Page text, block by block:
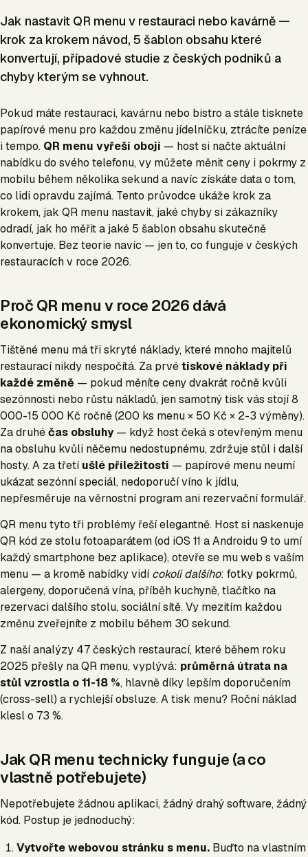
Jak nastavit QR menu v restauraci nebo kavárně —
krok za krokem návod, 5 šablon obsahu které
konvertují, případové studie z českých podniků a
chyby kterým se vyhnout.
Pokud máte restauraci, kavárnu nebo bistro a stále tisknete
papírové menu pro každou změnu jídelníčku, ztrácíte peníze
i tempo. QR menu vyřeší obojí — host si načte aktuální
nabídku do svého telefonu, vy můžete měnit ceny i pokrmy z
mobilu během několika sekund a navíc získáte data o tom,
co lidi opravdu zajímá. Tento průvodce ukáže krok za
krokem, jak QR menu nastavit, jaké chyby si zákazníky
odradí, jak ho měřit a jaké 5 šablon obsahu skutečně
konvertuje. Bez teorie navíc — jen to, co funguje v českých
restauracích v roce 2026.
Proč QR menu v roce 2026 dává
ekonomický smysl
Tištěné menu má tři skryté náklady, které mnoho majitelů
restaurací nikdy nespočítá. Za prvétiskové náklady při
každé změně — pokud měníte ceny dvakrát ročně kvůli
sezónnosti nebo růstu nákladů, jen samotný tisk vás stojí 8
000-15 000 Kč ročně (200 ks menu × 50 Kč × 2-3 výměny).
Za druhéčas obsluhy— když host čeká s otevřeným menu
na obsluhu kvůli něčemu nedostupnému, zdržuje stůl i další
hosty. A za třetíušlé příležitosti — papírové menu neumí
ukázat sezónní speciál, nedoporučí víno k jídlu,
nepřesměruje na věrnostní program ani rezervační formulář.
QR menu tyto tři problémy řeší elegantně. Host si naskenuje
QR kód ze stolu fotoaparátem (od iOS 11 a Androidu 9 to umí
každý smartphone bez aplikace), otevře se mu web s vaším
menu — a kromě nabídky vidícokoli dalšího: fotky pokrmů,
alergeny, doporučená vína, příběh kuchyně, tlačítko na
rezervaci dalšího stolu, sociální sítě. Vy mezitím každou
změnu zveřejníte z mobilu během 30 sekund.
Z naší analýzy 47 českých restaurací, které během roku
2025 přešly na QR menu, vyplývá: průměrná útrata na
stůl vzrostla o 11-18 %, hlavně díky lepším doporučením
(cross-sell) a rychlejší obsluze. A tisk menu? Roční náklad
klesl o 73 %.
Jak QR menu technicky funguje (a co
vlastně potřebujete)
Nepotřebujete žádnou aplikaci, žádný drahý software, žádný
kód. Postup je jednoduchý:
Vytvořte webovou stránku s menu. Buďto na vlastním